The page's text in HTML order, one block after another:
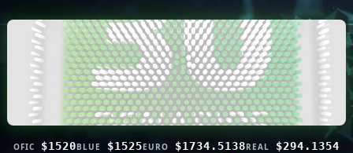
OFIC $1520BLUE $1525EURO $1734.5138REAL $294.1354